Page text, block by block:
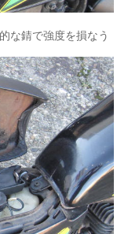
な錆で強度を損なう